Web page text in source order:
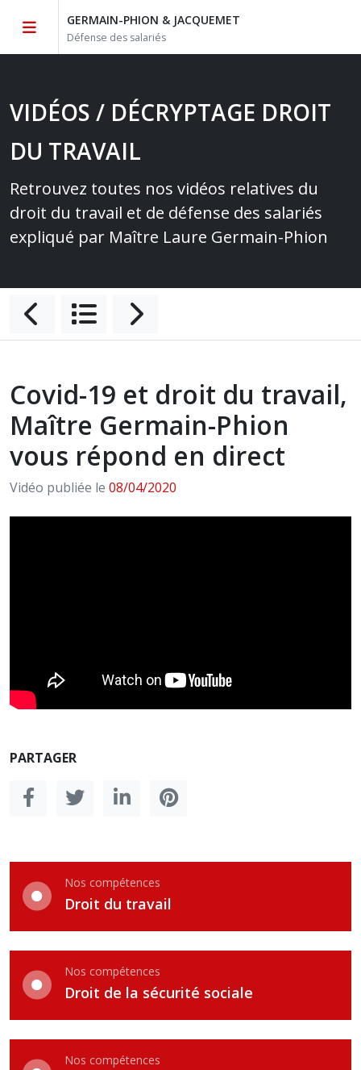
GERMAIN-PHION & JACQUEMET
Défense des salariés
VIDÉOS / DÉCRYPTAGE DROIT
DU TRAVAIL
Retrouvez toutes nos vidéos relatives du
droit du travail et de défense des salariés
expliqué par Maître Laure Germain-Phion
Covid-19 et droit du travail,
Maître Germain-Phion
vous répond en direct
Vidéo publiée le 08/04/2020
PARTAGER
Nos compétences
Droit du travail
Nos compétences
Droit de la sécurité sociale
Nos compétences